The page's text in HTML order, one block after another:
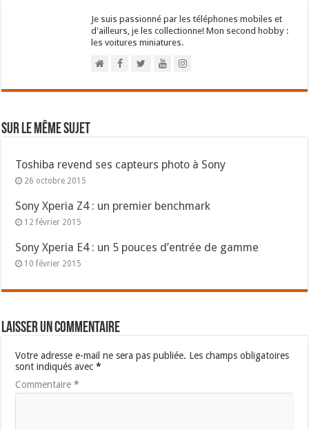
Je suis passionné par les téléphones mobiles et
d'ailleurs, je les collectionne! Mon second hobby :
les voitures miniatures.
Sur le même sujet
Toshiba revend ses capteurs photo à Sony
26 octobre 2015
Sony Xperia Z4 : un premier benchmark
12 février 2015
Sony Xperia E4 : un 5 pouces d’entrée de gamme
10 février 2015
Laisser un commentaire
Votre adresse e-mail ne sera pas publiée. Les champs obligatoires
sont indiqués avec*
Commentaire*